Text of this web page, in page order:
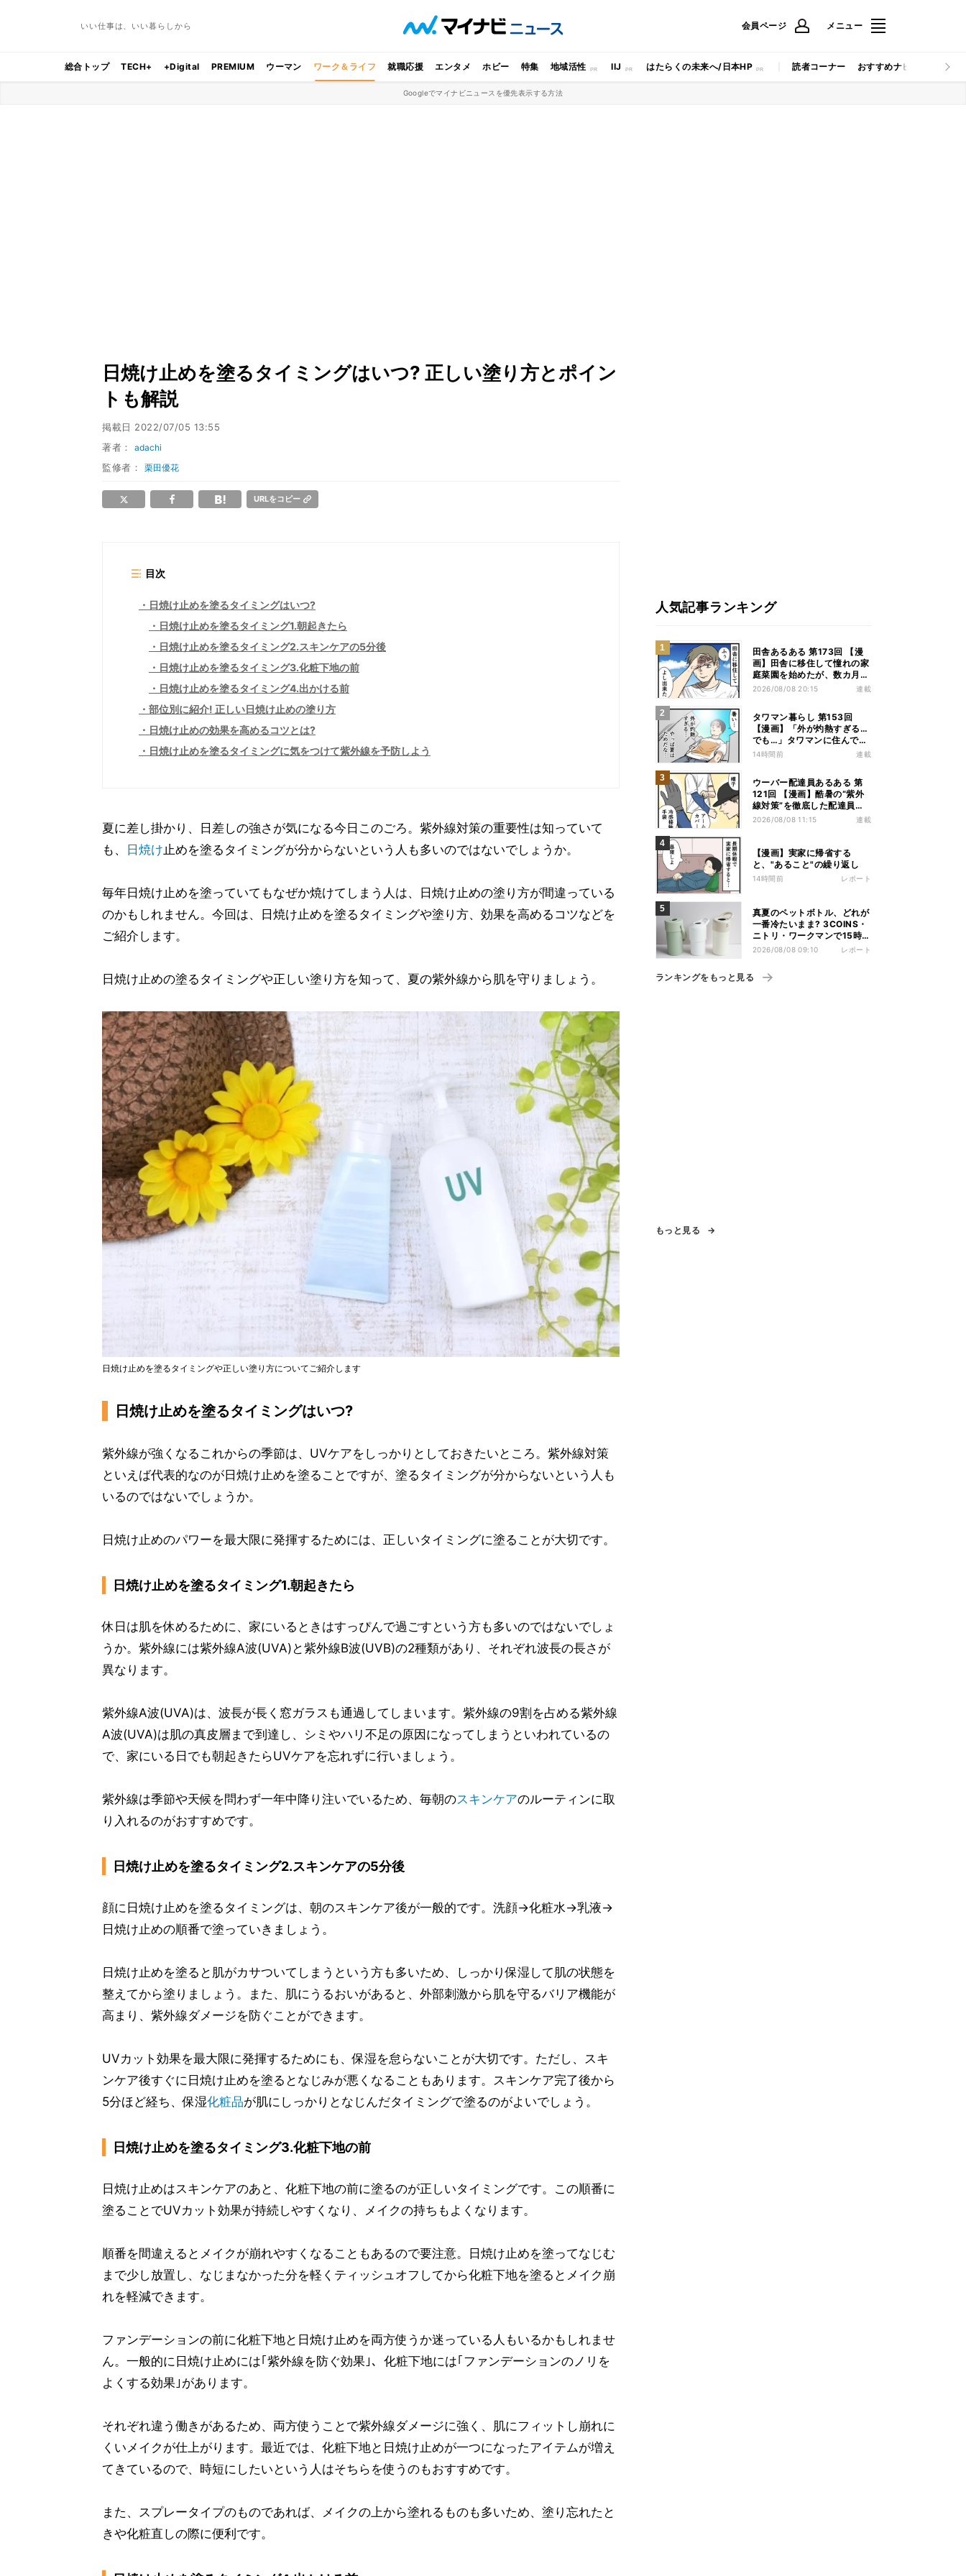
いい仕事は、いい暮らしから 会員ページ メニュー
総合トップ TECH+ +Digital PREMIUM ウーマン ワーク＆ライフ 就職応援 エンタメ ホビー 特集 地域活性 IIJ はたらくの未来へ/日本HP 読者コーナー おすすめナビ マイナビ
Googleでマイナビニュースを優先表示する方法
日焼け止めを塗るタイミングはいつ? 正しい塗り方とポイン
トも解説
掲載日 2022/07/05 13:55
著者：adachi
監修者： 栗田優花
URLをコピー
目次
日焼け止めを塗るタイミングはいつ?
日焼け止めを塗るタイミング1.朝起きたら
日焼け止めを塗るタイミング2.スキンケアの5分後
日焼け止めを塗るタイミング3.化粧下地の前
日焼け止めを塗るタイミング4.出かける前
部位別に紹介! 正しい日焼け止めの塗り方
日焼け止めの効果を高めるコツとは?
日焼け止めを塗るタイミングに気をつけて紫外線を予防しよう
夏に差し掛かり、日差しの強さが気になる今日このごろ。紫外線対策の重要性は知っていて
も、
日焼け止めを塗るタイミングが分からないという人も多いのではないでしょうか。
毎年日焼け止めを塗っていてもなぜか焼けてしまう人は、日焼け止めの塗り方が間違っている
のかもしれません。今回は、日焼け止めを塗るタイミングや塗り方、効果を高めるコツなどを
ご紹介します。
日焼け止めの塗るタイミングや正しい塗り方を知って、夏の紫外線から肌を守りましょう。
日焼け止めを塗るタイミングや正しい塗り方についてご紹介します
日焼け止めを塗るタイミングはいつ?
紫外線が強くなるこれからの季節は、UVケアをしっかりとしておきたいところ。紫外線対策
といえば代表的なのが日焼け止めを塗ることですが、塗るタイミングが分からないという人も
いるのではないでしょうか。
日焼け止めのパワーを最大限に発揮するためには、正しいタイミングに塗ることが大切です。
日焼け止めを塗るタイミング1.朝起きたら
休日は肌を休めるために、家にいるときはすっぴんで過ごすという方も多いのではないでしょ
うか。紫外線には紫外線A波(UVA)と紫外線B波(UVB)の2種類があり、それぞれ波長の長さが
異なります。
紫外線A波(UVA)は、波長が長く窓ガラスも通過してしまいます。紫外線の9割を占める紫外線
A波(UVA)は肌の真皮層まで到達し、シミやハリ不足の原因になってしまうといわれているの
で、家にいる日でも朝起きたらUVケアを忘れずに行いましょう。
紫外線は季節や天候を問わず一年中降り注いでいるため、毎朝のスキンケアのルーティンに取
り入れるのがおすすめです。
日焼け止めを塗るタイミング2.スキンケアの5分後
顔に日焼け止めを塗るタイミングは、朝のスキンケア後が一般的です。洗顔→化粧水→乳液→
日焼け止めの順番で塗っていきましょう。
日焼け止めを塗ると肌がカサついてしまうという方も多いため、しっかり保湿して肌の状態を
整えてから塗りましょう。また、肌にうるおいがあると、外部刺激から肌を守るバリア機能が
高まり、紫外線ダメージを防ぐことができます。
UVカット効果を最大限に発揮するためにも、保湿を怠らないことが大切です。ただし、スキ
ンケア後すぐに日焼け止めを塗るとなじみが悪くなることもあります。スキンケア完了後から
5分ほど経ち、保湿化粧品が肌にしっかりとなじんだタイミングで塗るのがよいでしょう。
日焼け止めを塗るタイミング3.化粧下地の前
日焼け止めはスキンケアのあと、化粧下地の前に塗るのが正しいタイミングです。この順番に
塗ることでUVカット効果が持続しやすくなり、メイクの持ちもよくなります。
順番を間違えるとメイクが崩れやすくなることもあるので要注意。日焼け止めを塗ってなじむ
まで少し放置し、なじまなかった分を軽くティッシュオフしてから化粧下地を塗るとメイク崩
れを軽減できます。
ファンデーションの前に化粧下地と日焼け止めを両方使うか迷っている人もいるかもしれませ
ん。一般的に日焼け止めには｢紫外線を防ぐ効果｣、化粧下地には｢ファンデーションのノリを
よくする効果｣があります。
それぞれ違う働きがあるため、両方使うことで紫外線ダメージに強く、肌にフィットし崩れに
くいメイクが仕上がります。最近では、化粧下地と日焼け止めが一つになったアイテムが増え
てきているので、時短にしたいという人はそちらを使うのもおすすめです。
また、スプレータイプのものであれば、メイクの上から塗れるものも多いため、塗り忘れたと
きや化粧直しの際に便利です。
人気記事ランキング
田舎あるある 第173回 【漫
画】田舎に移住して憧れの家
庭菜園を始めたが、数カ月後
の光景に絶句
2026/08/08 20:15 連載
タワマン暮らし 第153回
【漫画】「外が灼熱すぎる…
でも…」タワマンに住んで分
かった夏のメリット
14時間前 連載
ウーバー配達員あるある 第
121回 【漫画】酷暑の“紫外
線対策”を徹底した配達員
が、数カ月後に絶句した理由
2026/08/08 11:15 連載
【漫画】実家に帰省する
と、"あること"の繰り返し
14時間前 レポート
真夏のペットボトル、どれが
一番冷たいまま? 3COINS・
ニトリ・ワークマンで15時間
検証してみた
2026/08/08 09:10 レポート
ランキングをもっと見る
もっと見る